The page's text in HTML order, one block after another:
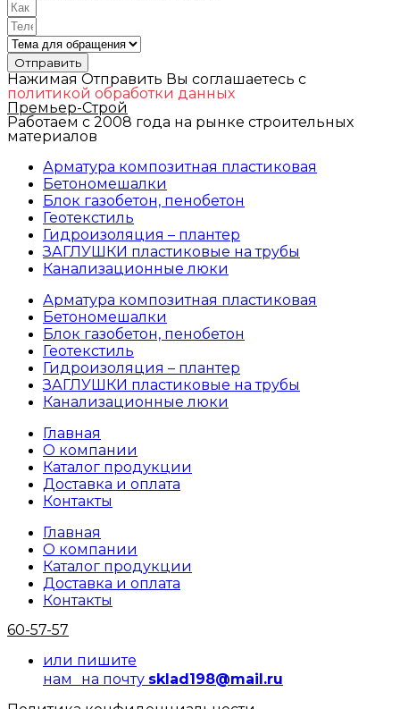
Отправить
Нажимая Отправить Вы соглашаетесь с
политикой обработки данных
Премьер-Строй
Работаем с 2008 года на рынке строительных
материалов
Арматура композитная пластиковая
Бетономешалки
Блок газобетон, пенобетон
Геотекстиль
Гидроизоляция – плантер
ЗАГЛУШКИ пластиковые на трубы
Канализационные люки
Арматура композитная пластиковая
Бетономешалки
Блок газобетон, пенобетон
Геотекстиль
Гидроизоляция – плантер
ЗАГЛУШКИ пластиковые на трубы
Канализационные люки
Главная
О компании
Каталог продукции
Доставка и оплата
Контакты
Главная
О компании
Каталог продукции
Доставка и оплата
Контакты
60-57-57
или пишите
нам на почту sklad198@mail.ru